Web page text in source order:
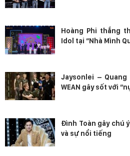
Hoàng Phi thắng
Idol tại “Nhà Mình
Jaysonlei –
WEAN gây sốt với
Đình Toàn gây chú
và sự nổi tiếng